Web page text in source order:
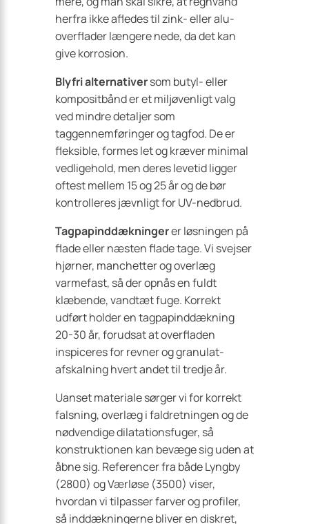
herfra ikke afledes til zink- eller alu-
overflader længere nede, da det kan
give korrosion.
Blyfri alternativersom butyl- eller
kompositbånd er et miljøvenligt valg
ved mindre detaljer som
taggennemføringer og tagfod. De er
fleksible, formes let og kræver minimal
vedligehold, men deres levetid ligger
oftest mellem 15 og 25 år og de bør
kontrolleres jævnligt for UV-nedbrud.
Tagpapinddækningerer løsningen på
flade eller næsten flade tage. Vi svejser
hjørner, manchetter og overlæg
varmefast, så der opnås en fuldt
klæbende, vandtæt fuge. Korrekt
udført holder en tagpapinddækning
20-30 år, forudsat at overfladen
inspiceres for revner og granulat-
afskalning hvert andet til tredje år.
Uanset materiale sørger vi for korrekt
falsning, overlæg i faldretningen og de
nødvendige dilatationsfuger, så
konstruktionen kan bevæge sig uden at
åbne sig. Referencer fra både Lyngby
(2800) og Værløse (3500) viser,
hvordan vi tilpasser farver og profiler,
så inddækningerne bliver en diskret,